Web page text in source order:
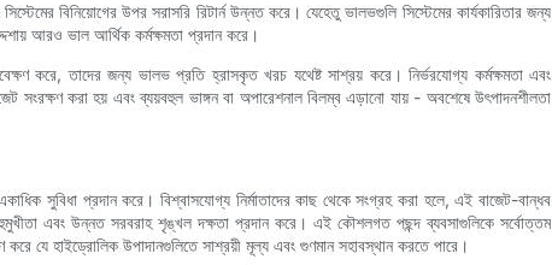
বিনিয়োগের উপর সরাসরি রিটার্ন উন্নত করে। যেহেতু ভালভগুলি সিস্টেমের কার্যকারিতার জন্য
আরও ভাল আর্থিক কর্মক্ষমতা প্রদান করে।
করে, তাদের জন্য ভালভ প্রতি হ্রাসকৃত খরচ যথেষ্ট সাশ্রয় করে। নির্ভরযোগ্য কর্মক্ষমতা এবং
সংরক্ষণ করা হয় এবং ব্যয়বহুল ভাঙ্গন বা অপারেশনাল বিলম্ব এড়ানো যায় - অবশেষে উৎপাদনশীলতা
সুবিধা প্রদান করে। বিশ্বাসযোগ্য নির্মাতাদের কাছ থেকে সংগ্রহ করা হলে, এই বাজেট-বান্ধব
এবং উন্নত সরবরাহ শৃঙ্খল দক্ষতা প্রদান করে। এই কৌশলগত পছন্দ ব্যবসাগুলিকে সর্বোত্তম
করে যে হাইড্রোলিক উপাদানগুলিতে সাশ্রয়ী মূল্য এবং গুণমান সহাবস্থান করতে পারে।